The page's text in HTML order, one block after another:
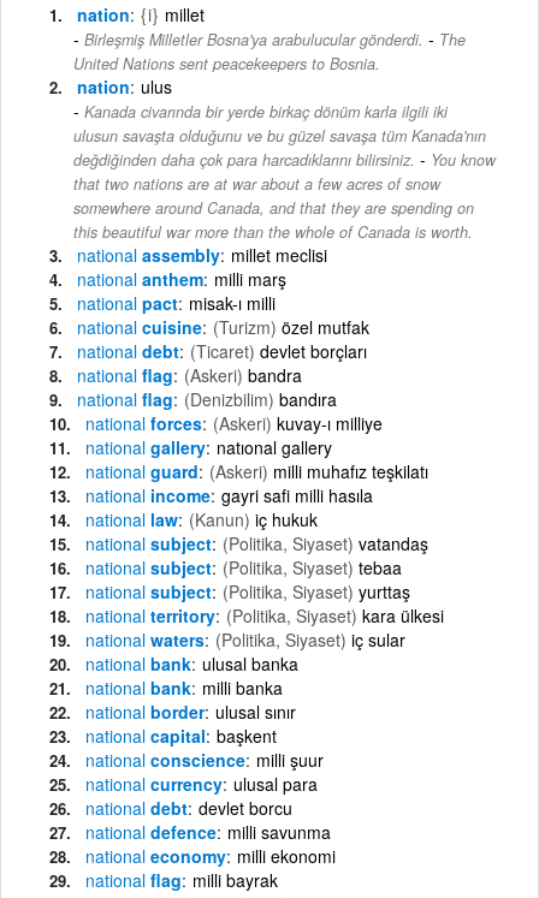
nation {i} millet
Birleşmiş Milletler Bosna'ya arabulucular gönderdi. - The
United Nations sent peacekeepers to Bosnia.
nation ulus
Kanada civarında bir yerde birkaç dönüm karla ilgili iki
ulusun savaşta olduğunu ve bu güzel savaşa tüm Kanada'nın
değdiğinden daha çok para harcadıklarını bilirsiniz. - You know
that two nations are at war about a few acres of snow
somewhere around Canada, and that they are spending on
this beautiful war more than the whole of Canada is worth.
national assembly millet meclisi
national anthem milli marş
national pact misak-ı milli
national cuisine (Turizm) özel mutfak
national debt (Ticaret) devlet borçları
national flag (Askeri) bandra
national flag (Denizbilim) bandıra
national forces (Askeri) kuvay-ı milliye
national gallery natıonal gallery
national guard (Askeri) milli muhafız teşkilatı
national income gayri safi milli hasıla
national law (Kanun) iç hukuk
national subject (Politika, Siyaset) vatandaş
national subject (Politika, Siyaset) tebaa
national subject (Politika, Siyaset) yurttaş
national territory (Politika, Siyaset) kara ülkesi
national waters (Politika, Siyaset) iç sular
national bank ulusal banka
national bank milli banka
national border ulusal sınır
national capital başkent
national conscience milli şuur
national currency ulusal para
national debt devlet borcu
national defence milli savunma
national economy milli ekonomi
national flag milli bayrak